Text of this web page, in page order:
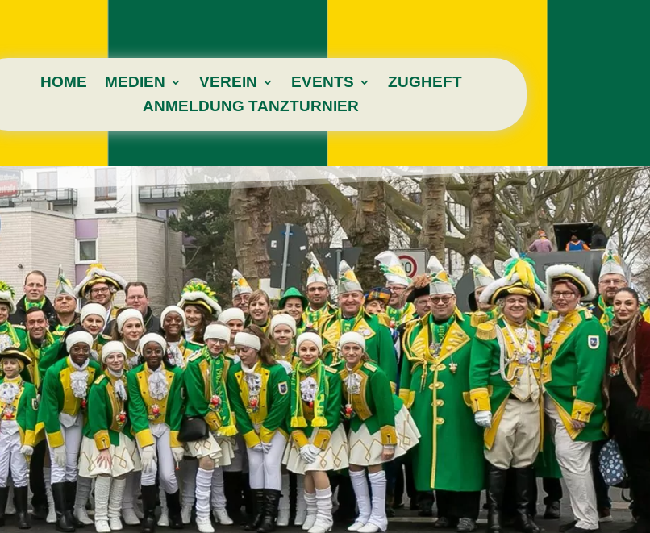
HOME MEDIEN VEREIN EVENTS
ZUGHEFT
ANMELDUNG TANZTURNIER